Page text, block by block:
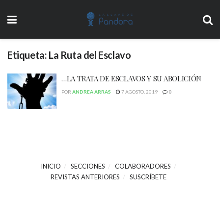
Etiqueta: La Ruta del Esclavo
…LA TRATA DE ESCLAVOS Y SU ABOLICIÓN
POR ANDREA ARRAS 7 AGOSTO, 2019 0
INICIO SECCIONES
COLABORADORES
REVISTAS ANTERIORES
SUSCRÍBETE